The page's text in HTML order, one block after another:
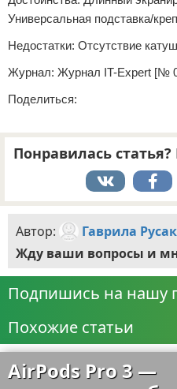
Универсальная подставка/
Недостатки: Отсутствие
Журнал: Журнал IT-Expert [№
Поделиться:
Понравилась
Автор: Гаврила
Жду ваши вопросы и
Подпишись на нашу
Похожие статьи
AirPods Pro 3 —